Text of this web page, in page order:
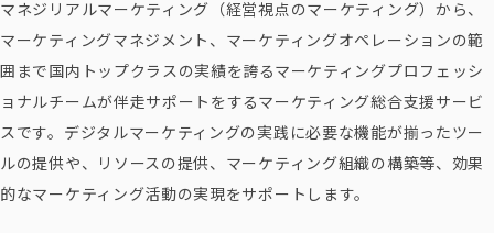
マネジリアルマーケティング（経営視点のマーケティング）から、
マーケティングマネジメント、マーケティングオペレーションの範
囲まで国内トップクラスの実績を誇るマーケティングプロフェッシ
ョナルチームが伴走サポートをするマーケティング総合支援サービ
スです。デジタルマーケティングの実践に必要な機能が揃ったツー
ルの提供や、リソースの提供、マーケティング組織の構築等、効果
的なマーケティング活動の実現をサポートします。